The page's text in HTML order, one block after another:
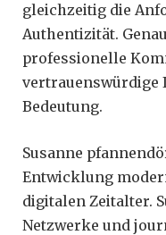
gleichzeitig die
Authentizität.
professionelle
vertrauenswürdige
Bedeutung.
Susanne
Entwicklung
digitalen Zeitalter.
Netzwerke und